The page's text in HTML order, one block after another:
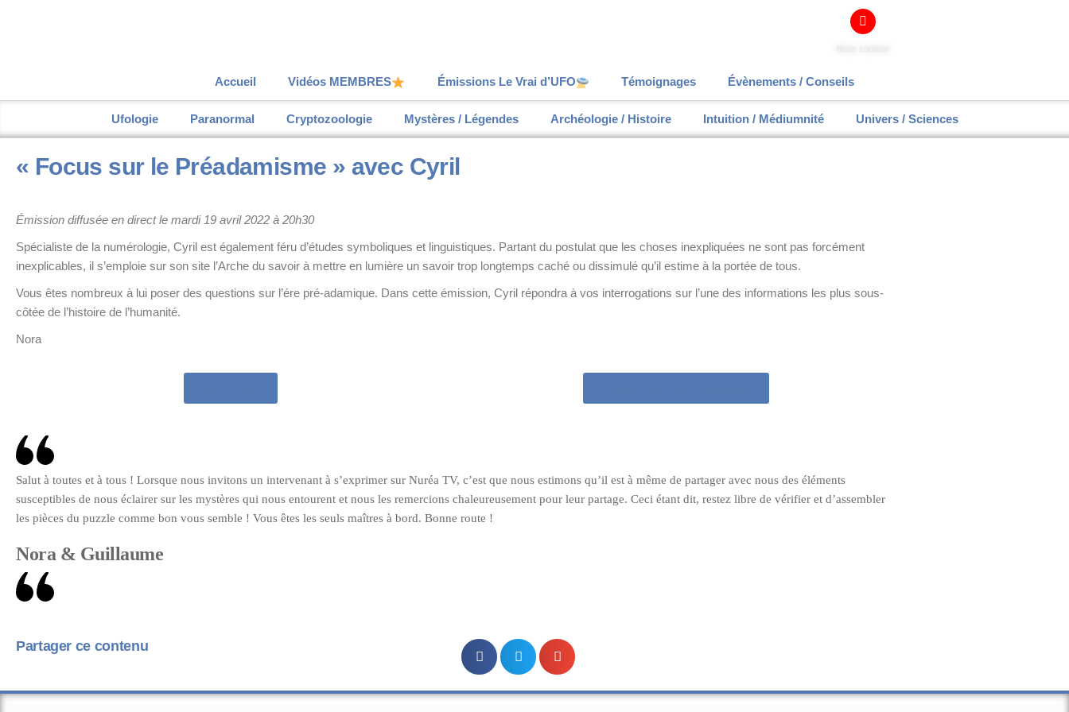
Accueil Vidéos MEMBRES Émissions Le Vrai d’UFO Témoignages Évènements / Conseils
Ufologie Paranormal Cryptozoologie Mystères / Légendes Archéologie / Histoire Intuition / Médiumnité Univers / Sciences
« Focus sur le Préadamisme » avec Cyril
Émission diffusée en direct le mardi 19 avril 2022 à 20h30
Spécialiste de la numérologie, Cyril est également féru d’études symboliques et linguistiques. Partant du postulat que les choses inexpliquées ne sont pas forcément
inexplicables, il s’emploie sur son site l’Arche du savoir à mettre en lumière un savoir trop longtemps caché ou dissimulé qu’il estime à la portée de tous.
Vous êtes nombreux à lui poser des questions sur l’ére pré-adamique. Dans cette émission, Cyril répondra à vos interrogations sur l’une des informations les plus sous-
côtée de l’histoire de l’humanité.
Nora
Salut à toutes et à tous ! Lorsque nous invitons un intervenant à s’exprimer sur Nuréa TV, c’est que nous estimons qu’il est à même de partager avec nous des éléments
susceptibles de nous éclairer sur les mystères qui nous entourent et nous les remercions chaleureusement pour leur partage. Ceci étant dit, restez libre de vérifier et d’assembler
les pièces du puzzle comme bon vous semble ! Vous êtes les seuls maîtres à bord. Bonne route !
Nora & Guillaume
Partager ce contenu